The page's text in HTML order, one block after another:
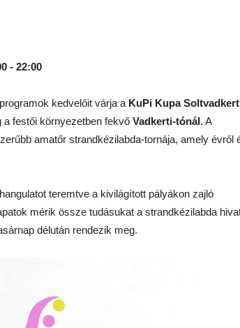
- 22:00
kedvelőit várja a KuPi Kupa Soltvadkert
festői környezetben fekvő Vadkerti-tónál. A
amatőr strandkézilabda-tornája, amely évről
teremtve a kivilágított pályákon zajló
mérik össze tudásukat a strandkézilabda
délután rendezik meg.